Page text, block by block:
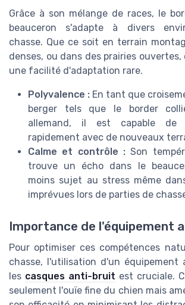
Grâce à son mélange de races, le
beauceron s'adapte à divers
chasse. Que ce soit en terrain
denses, ou dans des prairies
une facilité d'adaptation rare.
Polyvalence : En tant que
berger tels que le border
allemand, il est capable de
rapidement avec de nouveaux
Calme et contrôle : Son
trouve un écho dans le
moins sujet au stress même
imprévues lors de parties de
Importance de l'équipement
Pour optimiser ces compétences
chasse, l'utilisation d'un équipement
les casques anti-bruit est cruciale.
seulement l'ouïe fine du chien mais